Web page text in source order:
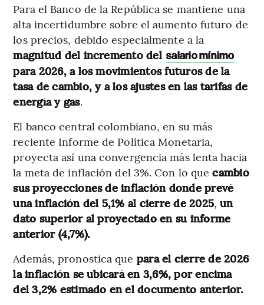
Para el Banco de la República se mantiene una
alta incertidumbre sobre el aumento futuro de
los precios, debido especialmente a la
magnitud del incremento del salario mínimo
para 2026, a los movimientos futuros de la
tasa de cambio, y a los ajustes en las tarifas de
energía y gas.
El banco central colombiano, en su más
reciente Informe de Política Monetaria,
proyecta así una convergencia más lenta hacia
la meta de inflación del 3%. Con lo quecambió
sus proyecciones de inflación donde prevé
una inflación del 5,1% al cierre de 2025,un
dato superior al proyectado en su informe
anterior (4,7%).
Además, pronostica que para el cierre de 2026
la inflación se ubicará en 3,6%, por encima
del 3,2% estimado en el documento anterior.